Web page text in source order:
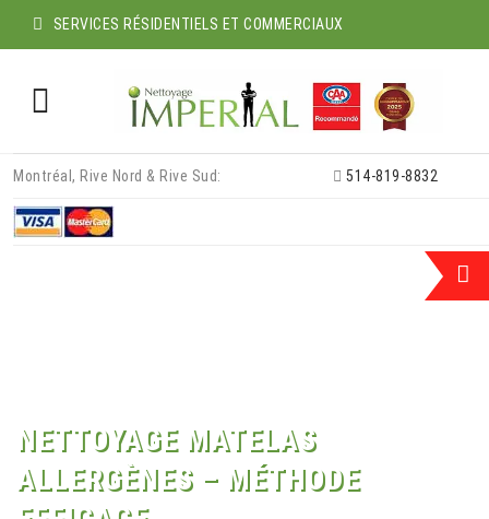
SERVICES RÉSIDENTIELS ET COMMERCIAUX
content
Montréal, Rive Nord & Rive Sud: 514-819-8832
NETTOYAGE MATELAS
ALLERGÈNES – MÉTHODE